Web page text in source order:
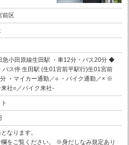
前区
急小田原線生田駅 ・車12分・バス20分 ◆
バス停 生田駅 (生01宮前平駅行)生01宮前
・マイカー通勤／○ ・バイク通勤／× ※
社○／バイク来社-
なります。
をご覧ください。 ※身だしなみ規定あり